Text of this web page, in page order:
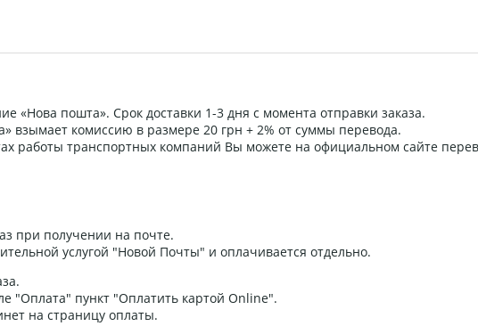
«Нова пошта». Срок доставки 1-3 дня с момента отправки заказа.
взымает комиссию в размере 20 грн + 2% от суммы перевода.
работы транспортных компаний Вы можете на официальном сайте
при получении на почте.
услугой "Новой Почты" и оплачивается отдельно.
"Оплата" пункт "Оплатить картой Online".
на страницу оплаты.